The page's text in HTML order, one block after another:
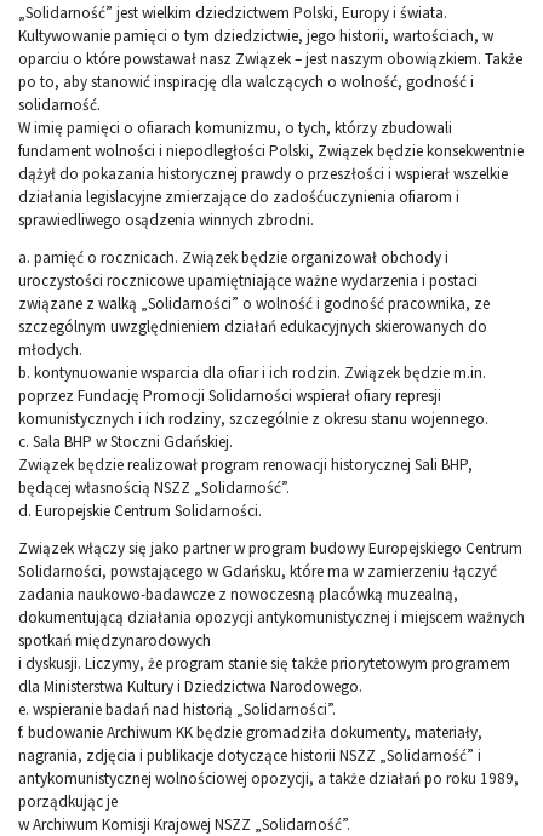
„Solidarność” jest wielkim dziedzictwem Polski, Europy i świata.
Kultywowanie pamięci o tym dziedzictwie, jego historii, wartościach, w
oparciu o które powstawał nasz Związek – jest naszym obowiązkiem. Także
po to, aby stanowić inspirację dla walczących o wolność, godność i
solidarność.
W imię pamięci o ofiarach komunizmu, o tych, którzy zbudowali
fundament wolności i niepodległości Polski, Związek będzie konsekwentnie
dążył do pokazania historycznej prawdy o przeszłości i wspierał wszelkie
działania legislacyjne zmierzające do zadośćuczynienia ofiarom i
sprawiedliwego osądzenia winnych zbrodni.
a. pamięć o rocznicach. Związek będzie organizował obchody i
uroczystości rocznicowe upamiętniające ważne wydarzenia i postaci
związane z walką „Solidarności” o wolność i godność pracownika, ze
szczególnym uwzględnieniem działań edukacyjnych skierowanych do
młodych.
b. kontynuowanie wsparcia dla ofiar i ich rodzin. Związek będzie m.in.
poprzez Fundację Promocji Solidarności wspierał ofiary represji
komunistycznych i ich rodziny, szczególnie z okresu stanu wojennego.
c. Sala BHP w Stoczni Gdańskiej.
Związek będzie realizował program renowacji historycznej Sali BHP,
będącej własnością NSZZ „Solidarność”.
d. Europejskie Centrum Solidarności.
Związek włączy się jako partner w program budowy Europejskiego Centrum
Solidarności, powstającego w Gdańsku, które ma w zamierzeniu łączyć
zadania naukowo-badawcze z nowoczesną placówką muzealną,
dokumentującą działania opozycji antykomunistycznej i miejscem ważnych
spotkań międzynarodowych
i dyskusji. Liczymy, że program stanie się także priorytetowym programem
dla Ministerstwa Kultury i Dziedzictwa Narodowego.
e. wspieranie badań nad historią „Solidarności”.
f. budowanie Archiwum KK będzie gromadziła dokumenty, materiały,
nagrania, zdjęcia i publikacje dotyczące historii NSZZ „Solidarność” i
antykomunistycznej wolnościowej opozycji, a także działań po roku 1989,
porządkując je
w Archiwum Komisji Krajowej NSZZ „Solidarność”.